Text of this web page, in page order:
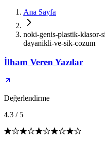
Ana Sayfa
noki-genis-plastik-
dayanikli-ve-sik-cozum
İlham Veren Yazılar
Değerlendirme
4.3 / 5